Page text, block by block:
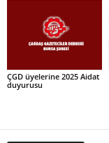
ÇGD üyelerine 2025 Aidat
duyurusu